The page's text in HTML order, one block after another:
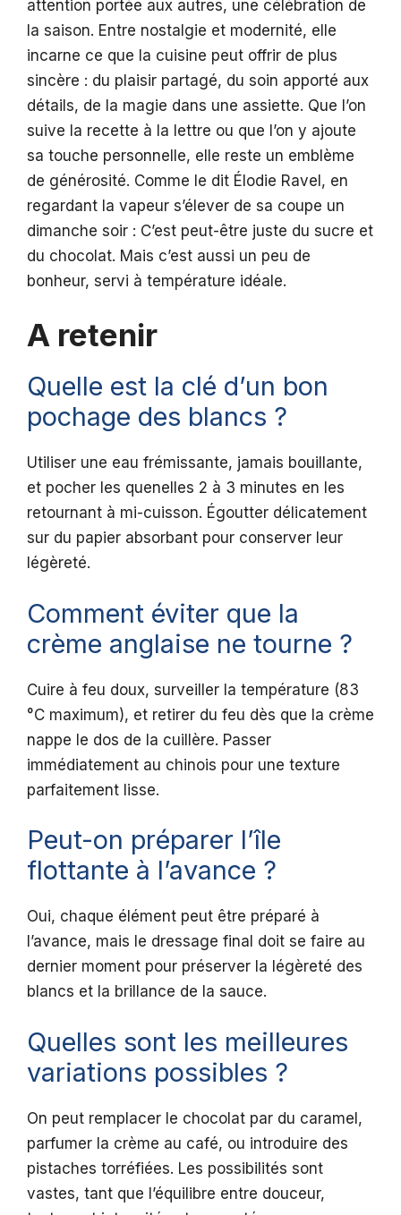
attention portée aux autres, une célébration de
la saison. Entre nostalgie et modernité, elle
incarne ce que la cuisine peut offrir de plus
sincère : du plaisir partagé, du soin apporté aux
détails, de la magie dans une assiette. Que l’on
suive la recette à la lettre ou que l’on y ajoute
sa touche personnelle, elle reste un emblème
de générosité. Comme le dit Élodie Ravel, en
regardant la vapeur s’élever de sa coupe un
dimanche soir : C’est peut-être juste du sucre et
du chocolat. Mais c’est aussi un peu de
bonheur, servi à température idéale.
A retenir
Quelle est la clé d’un bon
pochage des blancs ?
Utiliser une eau frémissante, jamais bouillante,
et pocher les quenelles 2 à 3 minutes en les
retournant à mi-cuisson. Égoutter délicatement
sur du papier absorbant pour conserver leur
légèreté.
Comment éviter que la
crème anglaise ne tourne ?
Cuire à feu doux, surveiller la température (83
°C maximum), et retirer du feu dès que la crème
nappe le dos de la cuillère. Passer
immédiatement au chinois pour une texture
parfaitement lisse.
Peut-on préparer l’île
flottante à l’avance ?
Oui, chaque élément peut être préparé à
l’avance, mais le dressage final doit se faire au
dernier moment pour préserver la légèreté des
blancs et la brillance de la sauce.
Quelles sont les meilleures
variations possibles ?
On peut remplacer le chocolat par du caramel,
parfumer la crème au café, ou introduire des
pistaches torréfiées. Les possibilités sont
vastes, tant que l’équilibre entre douceur,